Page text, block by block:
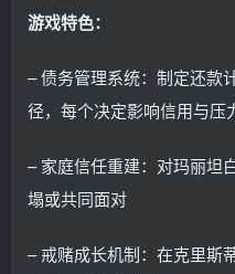
游戏特色：
– 债务管理系统：制定还款
径，每个决定影响信用与压
– 家庭信任重建：对玛丽坦
塌或共同面对
– 戒赌成长机制：在克里斯